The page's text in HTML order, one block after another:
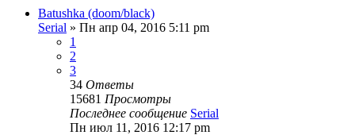
Batushka (doom/black)
Serial » Пн апр 04, 2016 5:11 pm
1
2
3
34 Ответы
15681 Просмотры
Последнее сообщение Serial
Пн июл 11, 2016 12:17 pm